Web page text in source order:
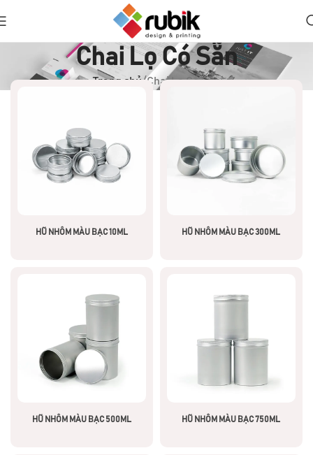
Chai Lọ Có Sẵn
Trang chủ Chai Lọ Có Sẵn
HŨ NHÔM MÀU BẠC 10ML HŨ NHÔM MÀU BẠC 300ML
HŨ NHÔM MÀU BẠC 500ML HŨ NHÔM MÀU BẠC 750ML